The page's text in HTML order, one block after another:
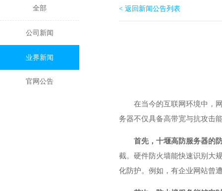
全部
公司新闻
业界新闻
官网公告
< 返回新闻公告列表
在当今的互联网环境中，
务器不仅具备高带宽与抗攻击
首先，十堰高防服务器的
截。硬件防火墙能快速识别大
化防护。例如，有企业网站曾